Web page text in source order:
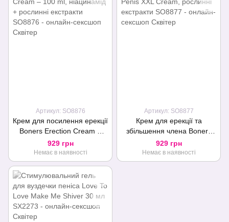
Артикул: SO8876
Крем для посилення ерекції
Boners Erection Cream –
100 ml, ніацинамід +
рослинні екстракти
929 грн
Немає в наявності
Артикул: SO8877
Крем для ерекції та
збільшення члена Boners
Penis XXL Cream, рослинні
екстракти
929 грн
Немає в наявності